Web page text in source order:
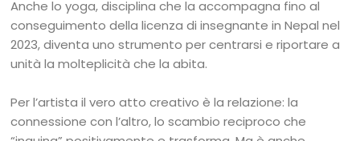
Anche lo yoga, disciplina che la accompagna fino al
conseguimento della licenza di insegnante in Nepal nel
2023, diventa uno strumento per centrarsi e riportare a
unità la molteplicità che la abita.
Per l’artista il vero atto creativo è la relazione: la
connessione con l’altro, lo scambio reciproco che